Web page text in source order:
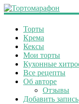
Торты
Крема
Кексы
Мои торты
Кухонные
Все рецепты
Об авторе
Отзывы
Добавить запись